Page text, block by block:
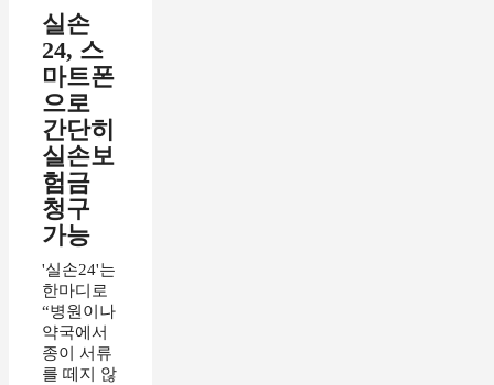
실손
24, 스
마트폰
으로
간단히
실손보
험금
청구
가능
'실손24'는
한마디로
“병원이나
약국에서
종이 서류
를 떼지 않